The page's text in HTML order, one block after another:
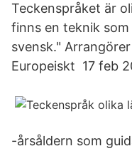
Teckenspråket är
finns en teknik
svensk."
Europeiskt 17 feb
-årsåldern som